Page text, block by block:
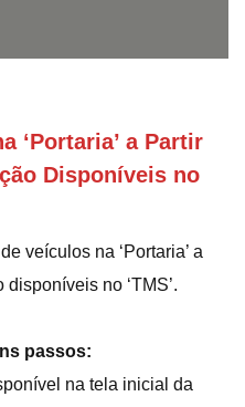
‘Portaria’ a Partir
Disponíveis no
veículos na ‘Portaria’ a
no ‘TMS’.
passos:
na tela inicial da